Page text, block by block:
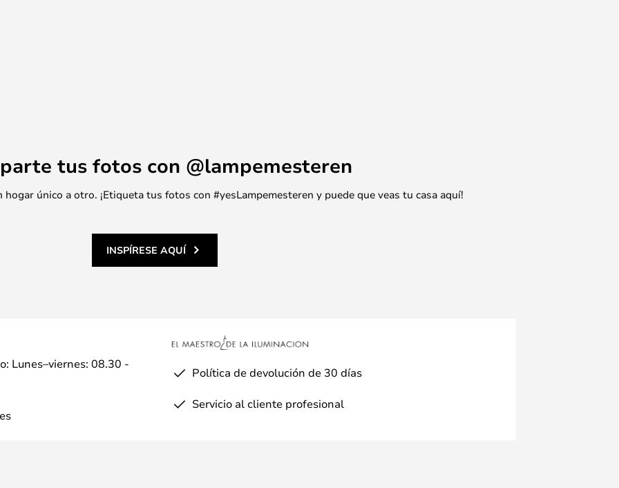
también incluye lámparas
tus fotos con @lampemesteren
único a otro. ¡Etiqueta tus fotos con #yesLampemesteren y puede que veas tu casa aquí!
INSPÍRESE AQUÍ
Lunes–viernes: 08.30 -
Política de devolución de 30 días
Servicio al cliente profesional